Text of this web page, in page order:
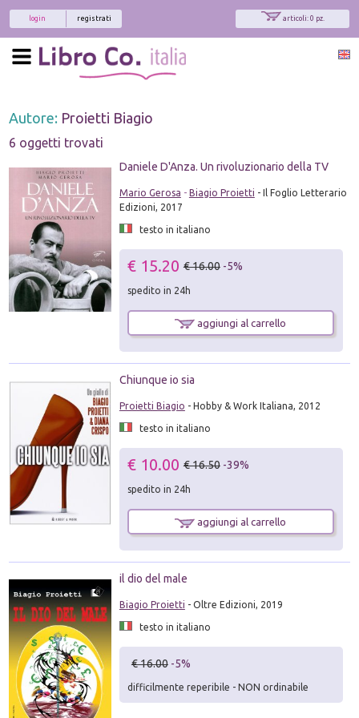
articoli: 0 pz.
registrati
login
Autore: Proietti Biagio
6 oggetti trovati
Daniele D'Anza. Un rivoluzionario della TV
Mario Gerosa - Biagio Proietti - Il Foglio Letterario
Edizioni, 2017
testo in italiano
€ 15.20 € 16.00 -5%
spedito in 24h
aggiungi al carrello
Chiunque io sia
Proietti Biagio - Hobby & Work Italiana, 2012
testo in italiano
€ 10.00 € 16.50 -39%
spedito in 24h
aggiungi al carrello
il dio del male
Biagio Proietti - Oltre Edizioni, 2019
testo in italiano
€ 16.00 -5%
difficilmente reperibile - NON ordinabile